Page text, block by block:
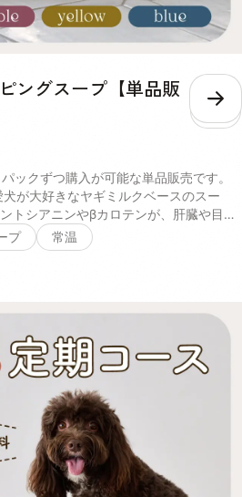
ングスープ【単品販
こ
ックずつ購入が可能な単品販売です。
が大好きなヤギミルクベースのスー
トシアニンやβカロテンが、肝臓や目の
にんじんパウダー、脱脂米ぬか、ムラ
ー、イヌリン(一部に乳成分を含む)】
。 【サツマイモ末、脱脂米ぬか、かぼ
ホエイパウダー、本葛粉、クランベリー
(一部に乳成分を含む)】 Green 天然の
チーズの香りが食欲をそそるスープ。パ
が愛犬の口内環境をケアし、お腹の調子
、ゴボウ末、脱脂米ぬか、昆布末、パ
ダー(一部に乳成分を含む)】 Blue 毎日
ムなどの栄養素が豊富な鰹節を使ったス
セチルグルコサミンを配合し、日々の健
トします。 【かつお節パウダー、乾燥
ッシュコラーゲンペプチド、N-アセチ
プ 常温